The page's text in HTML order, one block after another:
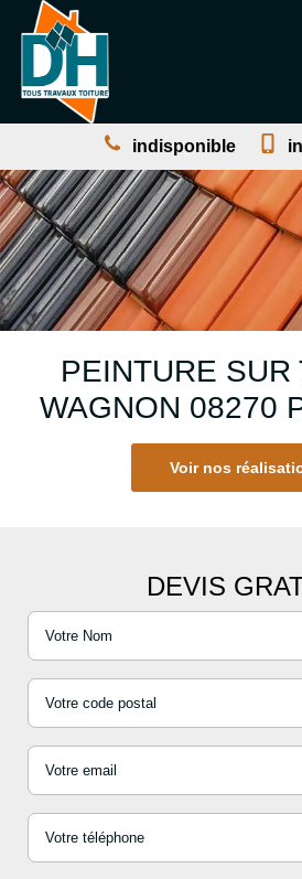
indisponible
PEINTURE SUR
WAGNON 08270
Voir nos
DEVIS